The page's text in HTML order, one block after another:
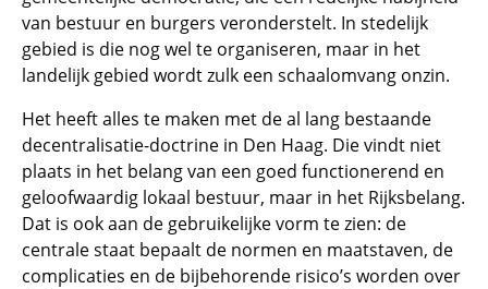
van bestuur en burgers veronderstelt. In stedelijk
gebied is die nog wel te organiseren, maar in het
landelijk gebied wordt zulk een schaalomvang onzin.
Het heeft alles te maken met de al lang bestaande
decentralisatie-doctrine in Den Haag. Die vindt niet
plaats in het belang van een goed functionerend en
geloofwaardig lokaal bestuur, maar in het Rijksbelang.
Dat is ook aan de gebruikelijke vorm te zien: de
centrale staat bepaalt de normen en maatstaven, de
complicaties en de bijbehorende risico’s worden over